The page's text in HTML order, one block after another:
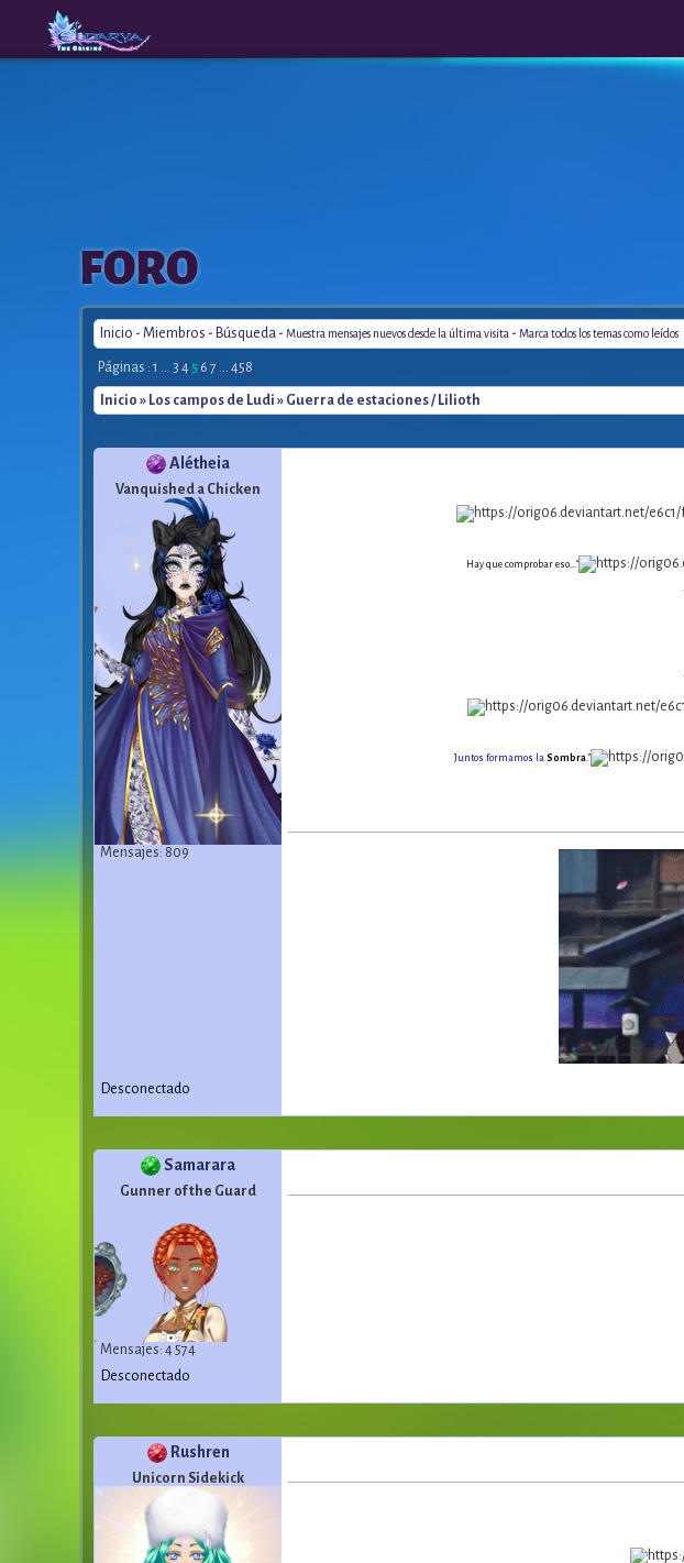
The
Origins
FORO
Inicio - Miembros - Búsqueda - Muestra mensajes nuevos desde la última visita - Marca todos los temas como leídos
Páginas : 1 ... 3 4 5 6 7 ... 458
Inicio » Los campos de Ludi » Guerra de estaciones / Lilioth
Alétheia
Vanquished a Chicken
Mensajes: 809
Hay que comprobar eso..."
Juntos formamos la Sombra."
Desconectado
Samarara
Gunner of the Guard
Mensajes: 4 574
Desconectado
Rushren
Unicorn Sidekick